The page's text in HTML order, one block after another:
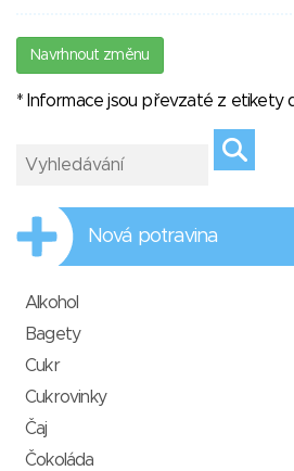
Navrhnout změnu
* Informace jsou převzaté z etikety
Nová potravina
Alkohol
Bagety
Cukr
Cukrovinky
Čaj
Čokoláda